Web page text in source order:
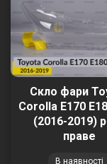
Скло фари
Corolla E170
(2016-2019)
праве
В наявності